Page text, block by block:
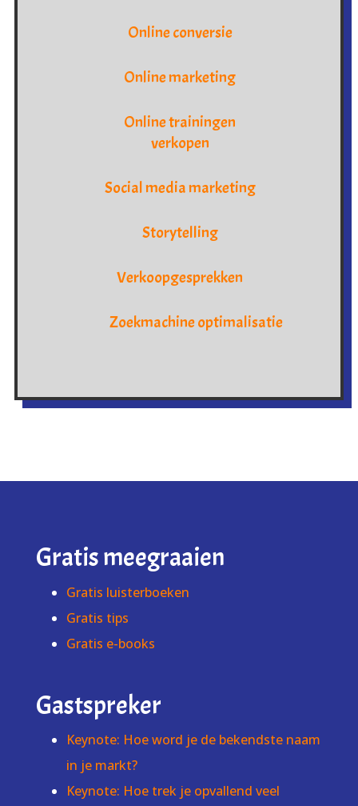
Online conversie
Online marketing
Online trainingen
verkopen
Social media marketing
Storytelling
Verkoopgesprekken
Zoekmachine optimalisatie
Gratis meegraaien
Gratis luisterboeken
Gratis tips
Gratis e-books
Gastspreker
Keynote: Hoe word je de bekendste naam
in je markt?
Keynote: Hoe trek je opvallend veel